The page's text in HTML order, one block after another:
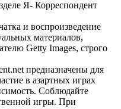
Я- Корреспондент
и воспроизведение
материалов,
Getty Images, строго
предназначены для
в азартных играх
Соблюдайте
игры. При